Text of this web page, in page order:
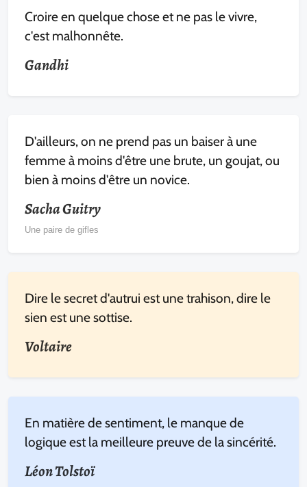
Croire en quelque chose et ne pas le vivre,
c'est malhonnête.
Gandhi
D'ailleurs, on ne prend pas un baiser à une
femme à moins d'être une brute, un goujat, ou
bien à moins d'être un novice.
Sacha Guitry
Une paire de gifles
Dire le secret d'autrui est une trahison, dire le
sien est une sottise.
Voltaire
En matière de sentiment, le manque de
logique est la meilleure preuve de la sincérité.
Léon Tolstoï